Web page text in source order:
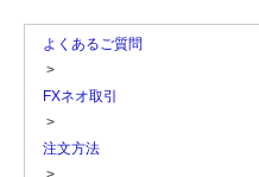
よくあるご質問
>
FXネオ取引
>
注文方法